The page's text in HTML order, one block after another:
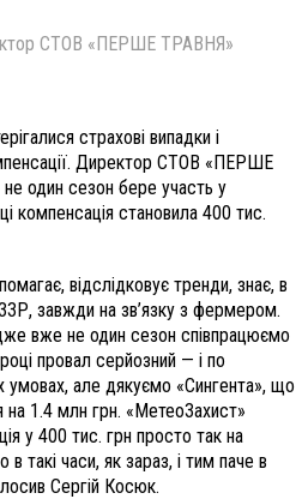
СТОВ «ПЕРШЕ ТРАВНЯ»
страхові випадки і
Директор СТОВ «ПЕРШЕ
один сезон бере участь у
компенсація становила 400 тис.
відслідковує тренди, знає, в
ЗЗР, завжди на зв’язку з фермером.
вже не один сезон співпрацюємо
провал серйозний — і по
умовах, але дякуємо «Сингента», що
на 1.4 млн грн. «МетеоЗахист»
у 400 тис. грн просто так на
такі часи, як зараз, і тим паче в
Сергій Косюк.